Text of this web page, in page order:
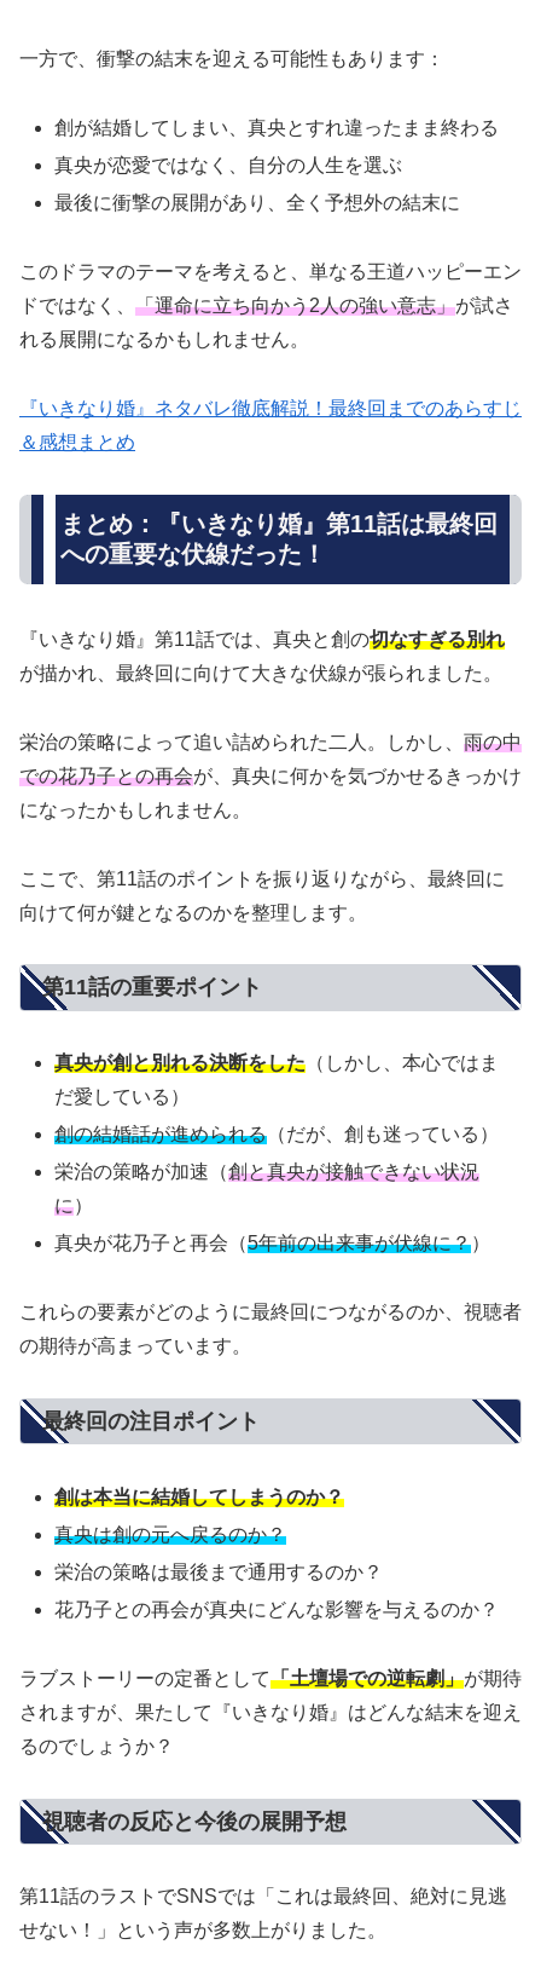
一方で、衝撃の結末を迎える可能性もあります：
創が結婚してしまい、真央とすれ違ったまま終わる
真央が恋愛ではなく、自分の人生を選ぶ
最後に衝撃の展開があり、全く予想外の結末に
このドラマのテーマを考えると、単なる王道ハッピーエン
ドではなく、 「運命に立ち向かう2人の強い意志」が試さ
れる展開になるかもしれません。
『いきなり婚』ネタバレ徹底解説！最終回までのあらすじ
＆感想まとめ
まとめ：『いきなり婚』第11話は最終回
への重要な伏線だった！
『いきなり婚』第11話では、真央と創の切なすぎる別れ
が描かれ、最終回に向けて大きな伏線が張られました。
栄治の策略によって追い詰められた二人。しかし、 雨の中
での花乃子との再会が、真央に何かを気づかせるきっかけ
になったかもしれません。
ここで、第11話のポイントを振り返りながら、最終回に
向けて何が鍵となるのかを整理します。
第11話の重要ポイント
真央が創と別れる決断をした （しかし、本心ではま
だ愛している）
創の結婚話が進められる （だが、創も迷っている）
栄治の策略が加速（創と真央が接触できない状況
に）
真央が花乃子と再会（5年前の出来事が伏線に？）
これらの要素がどのように最終回につながるのか、視聴者
の期待が高まっています。
最終回の注目ポイント
創は本当に結婚してしまうのか？
真央は創の元へ戻るのか？
栄治の策略は最後まで通用するのか？
花乃子との再会が真央にどんな影響を与えるのか？
ラブストーリーの定番として「土壇場での逆転劇」が期待
されますが、果たして『いきなり婚』はどんな結末を迎え
るのでしょうか？
視聴者の反応と今後の展開予想
第11話のラストでSNSでは「これは最終回、絶対に見逃
せない！」という声が多数上がりました。